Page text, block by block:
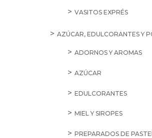
VASITOS EXPRÉS
AZÚCAR, EDULCORANTES Y
ADORNOS Y AROMAS
AZÚCAR
EDULCORANTES
MIEL Y SIROPES
PREPARADOS DE